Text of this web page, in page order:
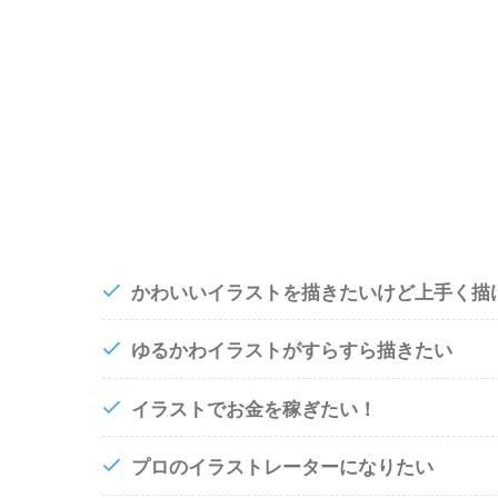
かわいいイラストを描きたいけど上手く描
ゆるかわイラストがすらすら描きたい
イラストでお金を稼ぎたい！
プロのイラストレーターになりたい